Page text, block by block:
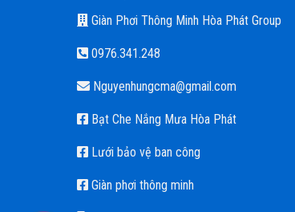
Giàn Phơi Thông Minh Hòa Phát Group
0976.341.248
Nguyenhungcma@gmail.com
Bạt Che Nắng Mưa Hòa Phát
Lưới bảo vệ ban công
Giàn phơi thông minh